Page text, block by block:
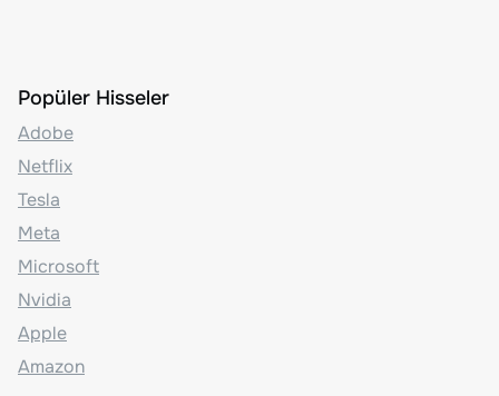
Popüler Hisseler
Adobe
Netflix
Tesla
Meta
Microsoft
Nvidia
Apple
Amazon